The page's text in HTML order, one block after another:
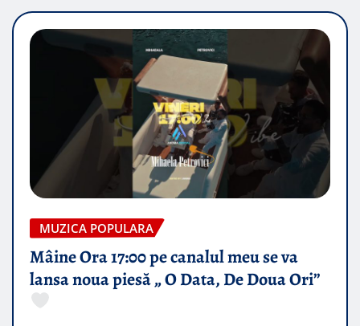
MUZICA POPULARA
Mâine Ora 17:00 pe canalul meu se va
lansa noua piesă „ O Data, De Doua Ori”